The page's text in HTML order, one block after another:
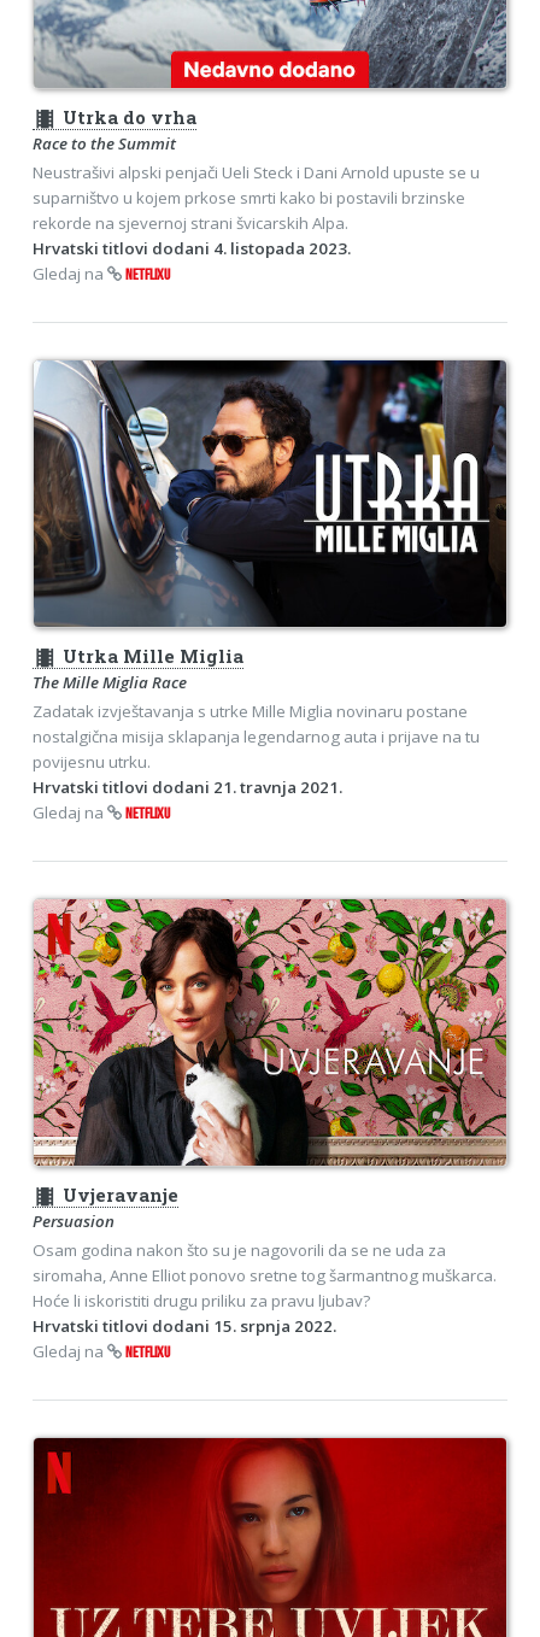
theaters Utrka do vrha
Race to the Summit
Neustrašivi alpski penjači Ueli Steck i Dani Arnold upuste se u
suparništvo u kojem prkose smrti kako bi postavili brzinske
rekorde na sjevernoj strani švicarskih Alpa.
Hrvatski titlovi dodani 4. listopada 2023.
Gledaj na
NETFLIXU
theaters Utrka Mille Miglia
The Mille Miglia Race
Zadatak izvještavanja s utrke Mille Miglia novinaru postane
nostalgična misija sklapanja legendarnog auta i prijave na tu
povijesnu utrku.
Hrvatski titlovi dodani 21. travnja 2021.
Gledaj na
NETFLIXU
theaters Uvjeravanje
Persuasion
Osam godina nakon što su je nagovorili da se ne uda za
siromaha, Anne Elliot ponovo sretne tog šarmantnog muškarca.
Hoće li iskoristiti drugu priliku za pravu ljubav?
Hrvatski titlovi dodani 15. srpnja 2022.
Gledaj na
NETFLIXU